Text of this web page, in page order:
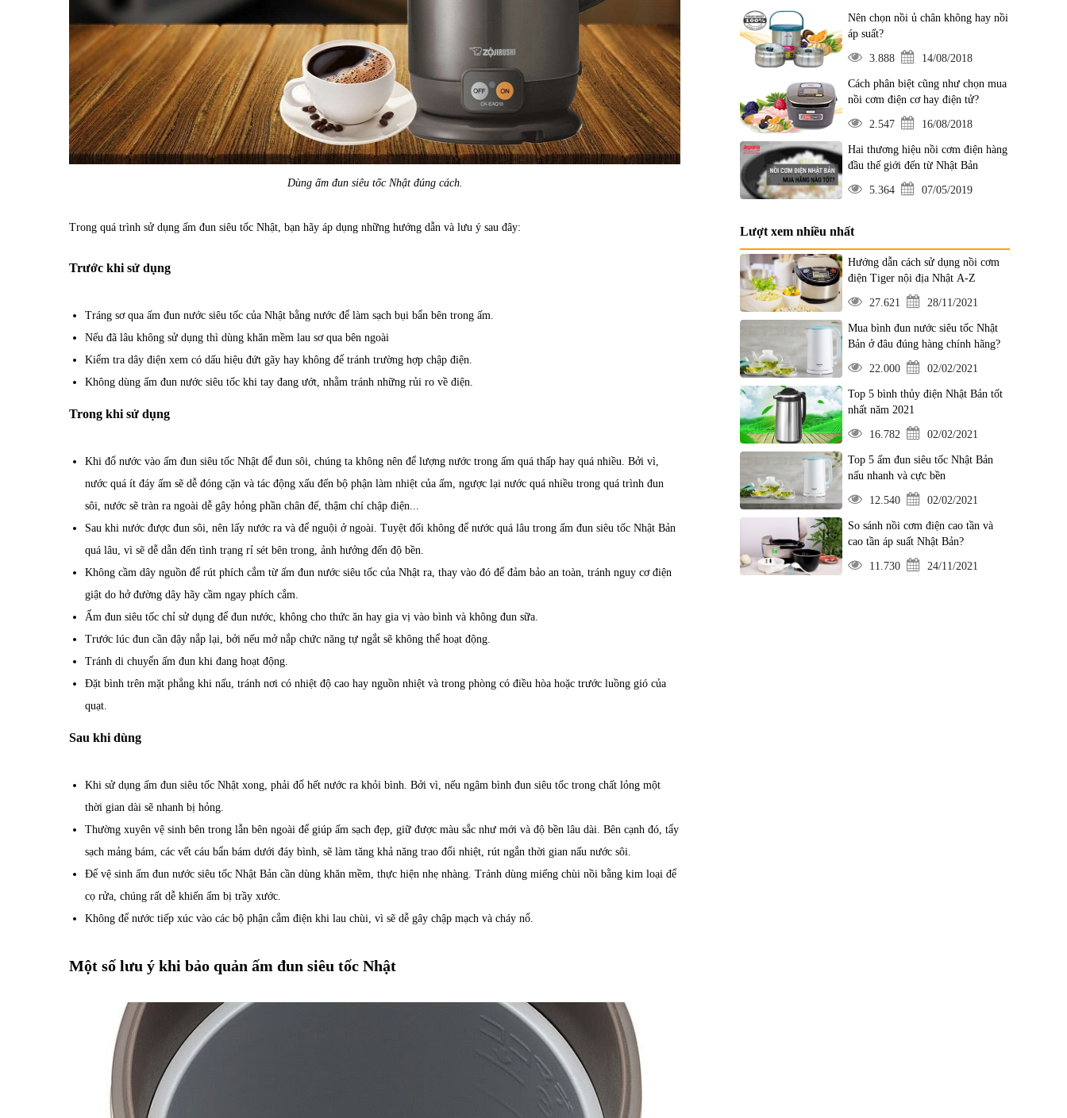
Dùng ấm đun siêu tốc Nhật đúng cách.
Trong quá trình sử dụng ấm đun siêu tốc Nhật, bạn hãy áp dụng những hướng dẫn và lưu ý sau đây:
Trước khi sử dụng
Tráng sơ qua ấm đun nước siêu tốc của Nhật bằng nước để làm sạch bụi bẩn bên trong ấm.
Nếu đã lâu không sử dụng thì dùng khăn mềm lau sơ qua bên ngoài
Kiểm tra dây điện xem có dấu hiệu đứt gãy hay không để tránh trường hợp chập điện.
Không dùng ấm đun nước siêu tốc khi tay đang ướt, nhằm tránh những rủi ro về điện.
Trong khi sử dụng
Khi đổ nước vào ấm đun siêu tốc Nhật để đun sôi, chúng ta không nên để lượng nước trong ấm quá thấp hay quá nhiều. Bởi vì,
nước quá ít đáy ấm sẽ dễ đóng cặn và tác động xấu đến bộ phận làm nhiệt của ấm, ngược lại nước quá nhiều trong quá trình đun
sôi, nước sẽ tràn ra ngoài dễ gây hỏng phần chân đế, thậm chí chập điện...
Sau khi nước được đun sôi, nên lấy nước ra và để nguội ở ngoài. Tuyệt đối không để nước quá lâu trong ấm đun siêu tốc Nhật Bản
quá lâu, vì sẽ dễ dẫn đến tình trạng rỉ sét bên trong, ảnh hưởng đến độ bền.
Không cầm dây nguồn để rút phích cắm từ ấm đun nước siêu tốc của Nhật ra, thay vào đó để đảm bảo an toàn, tránh nguy cơ điện
giật do hở đường dây hãy cầm ngay phích cắm.
Ấm đun siêu tốc chỉ sử dụng để đun nước, không cho thức ăn hay gia vị vào bình và không đun sữa.
Trước lúc đun cần đậy nắp lại, bởi nếu mở nắp chức năng tự ngắt sẽ không thể hoạt động.
Tránh di chuyển ấm đun khi đang hoạt động.
Đặt bình trên mặt phẳng khi nấu, tránh nơi có nhiệt độ cao hay nguồn nhiệt và trong phòng có điều hòa hoặc trước luồng gió của
quạt.
Sau khi dùng
Khi sử dụng ấm đun siêu tốc Nhật xong, phải đổ hết nước ra khỏi bình. Bởi vì, nếu ngâm bình đun siêu tốc trong chất lỏng một
thời gian dài sẽ nhanh bị hỏng.
Thường xuyên vệ sinh bên trong lẫn bên ngoài để giúp ấm sạch đẹp, giữ được màu sắc như mới và độ bền lâu dài. Bên cạnh đó, tẩy
sạch mảng bám, các vết cáu bẩn bám dưới đáy bình, sẽ làm tăng khả năng trao đổi nhiệt, rút ngắn thời gian nấu nước sôi.
Để vệ sinh ấm đun nước siêu tốc Nhật Bản cần dùng khăn mềm, thực hiện nhẹ nhàng. Tránh dùng miếng chùi nồi bằng kim loại để
cọ rửa, chúng rất dễ khiến ấm bị trầy xước.
Không để nước tiếp xúc vào các bộ phận cắm điện khi lau chùi, vì sẽ dễ gây chập mạch và cháy nổ.
Một số lưu ý khi bảo quản ấm đun siêu tốc Nhật
Nên chọn nồi ủ chân không hay nồi
áp suất?
3.888 14/08/2018
Cách phân biệt cũng như chọn mua
nồi cơm điện cơ hay điện tử?
2.547 16/08/2018
Hai thương hiệu nồi cơm điện hàng
đầu thế giới đến từ Nhật Bản
5.364 07/05/2019
Lượt xem nhiều nhất
Hướng dẫn cách sử dụng nồi cơm
điện Tiger nội địa Nhật A-Z
27.621 28/11/2021
Mua bình đun nước siêu tốc Nhật
Bản ở đâu đúng hàng chính hãng?
22.000 02/02/2021
Top 5 bình thủy điện Nhật Bản tốt
nhất năm 2021
16.782 02/02/2021
Top 5 ấm đun siêu tốc Nhật Bản
nấu nhanh và cực bền
12.540 02/02/2021
So sánh nồi cơm điện cao tần và
cao tần áp suất Nhật Bản?
11.730 24/11/2021